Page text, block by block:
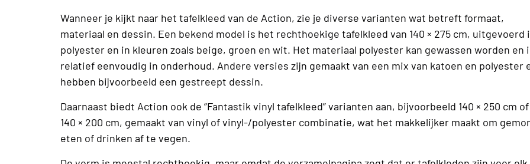
Wanneer je kijkt naar het tafelkleed van de Action, zie je diverse varianten wat betreft formaat,
materiaal en dessin. Een bekend model is het rechthoekige tafelkleed van 140 × 275 cm, uitgevoerd
polyester en in kleuren zoals beige, groen en wit. Het materiaal polyester kan gewassen worden en
relatief eenvoudig in onderhoud. Andere versies zijn gemaakt van een mix van katoen en polyester
hebben bijvoorbeeld een gestreept dessin.
Daarnaast biedt Action ook de “Fantastik vinyl tafelkleed” varianten aan, bijvoorbeeld 140 × 250 cm of
140 × 200 cm, gemaakt van vinyl of vinyl-/polyester combinatie, wat het makkelijker maakt om
eten of drinken af te vegen.